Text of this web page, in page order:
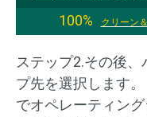
100%
クリーン
ステップ2.その後
プ先を選択します。
でオペレーティン